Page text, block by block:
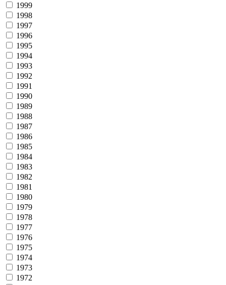
1999
1998
1997
1996
1995
1994
1993
1992
1991
1990
1989
1988
1987
1986
1985
1984
1983
1982
1981
1980
1979
1978
1977
1976
1975
1974
1973
1972